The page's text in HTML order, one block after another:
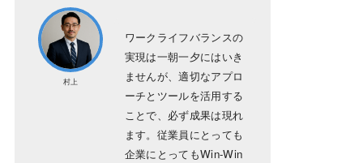
村上
ワークライフバランスの
実現は一朝一夕にはいき
ませんが、適切なアプロ
ーチとツールを活用する
ことで、必ず成果は現れ
ます。従業員にとっても
企業にとってもWin-Win